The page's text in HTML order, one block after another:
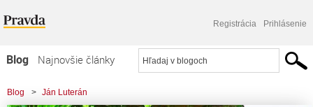
Registrácia Prihlásenie
Blog
Najnovšie články
Najčítanejšie články
Blog > Ján Luterán